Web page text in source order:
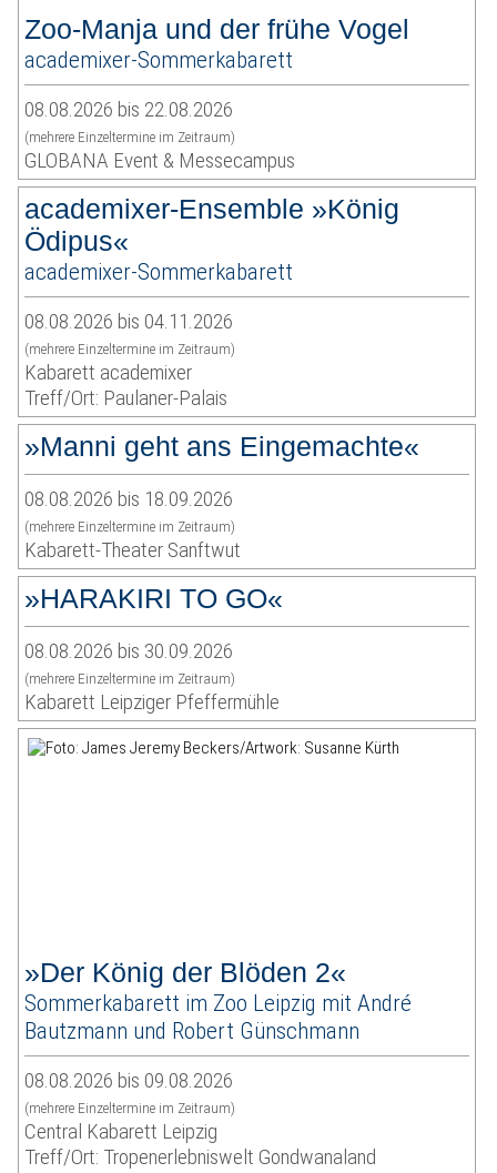
Zoo-Manja und der frühe Vogel
academixer-Sommerkabarett
08.08.2026 bis 22.08.2026
(mehrere Einzeltermine im Zeitraum)
GLOBANA Event & Messecampus
academixer-Ensemble »König
Ödipus«
academixer-Sommerkabarett
08.08.2026 bis 04.11.2026
(mehrere Einzeltermine im Zeitraum)
Kabarett academixer
Treff/Ort: Paulaner-Palais
»Manni geht ans Eingemachte«
08.08.2026 bis 18.09.2026
(mehrere Einzeltermine im Zeitraum)
Kabarett-Theater Sanftwut
»HARAKIRI TO GO«
08.08.2026 bis 30.09.2026
(mehrere Einzeltermine im Zeitraum)
Kabarett Leipziger Pfeffermühle
»Der König der Blöden 2«
Sommerkabarett im Zoo Leipzig mit André
Bautzmann und Robert Günschmann
08.08.2026 bis 09.08.2026
(mehrere Einzeltermine im Zeitraum)
Central Kabarett Leipzig
Treff/Ort: Tropenerlebniswelt Gondwanaland